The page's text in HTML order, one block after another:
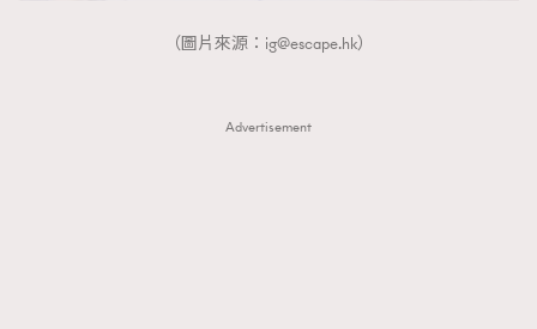
（圖片來源： ig@escape.hk）
Advertisement